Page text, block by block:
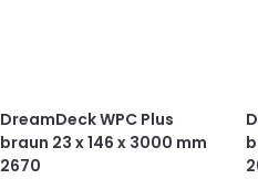
DreamDeck WPC Plus
braun 23 x 146 x 3000 mm
2670